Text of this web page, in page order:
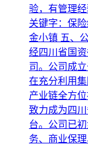
验，有管理
关键字：保
金小镇 五、
经四川省国
司。公司成
在充分利用
产业链全方
致力成为四
台。公司已
务、商业保